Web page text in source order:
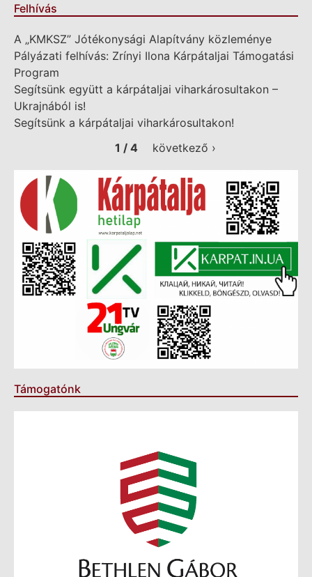
Felhívás
A „KMKSZ” Jótékonysági Alapítvány közleménye
Pályázati felhívás: Zrínyi Ilona Kárpátaljai Támogatási
Program
Segítsünk együtt a kárpátaljai viharkárosultakon –
Ukrajnából is!
Segítsünk a kárpátaljai viharkárosultakon!
1 / 4
következő ›
Támogatónk